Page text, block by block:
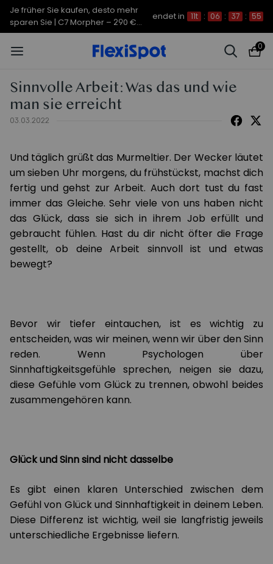
Je früher Sie kaufen, desto mehr
sparen Sie | C7 Morpher – 290 €
Rabatt
endet in 11t : 06 : 37 : 54
0
Sinnvolle Arbeit: Was das und wie
man sie erreicht
03.03.2022
Und täglich grüßt das Murmeltier. Der Wecker läutet
um sieben Uhr morgens, du frühstückst, machst dich
fertig und gehst zur Arbeit. Auch dort tust du fast
immer das Gleiche. Sehr viele von uns haben nicht
das Glück, dass sie sich in ihrem Job erfüllt und
gebraucht fühlen. Hast du dir nicht öfter die Frage
gestellt, ob deine Arbeit sinnvoll ist und etwas
bewegt?
Bevor wir tiefer eintauchen, ist es wichtig zu
entscheiden, was wir meinen, wenn wir über den Sinn
reden. Wenn Psychologen über
Sinnhaftigkeitsgefühle sprechen, neigen sie dazu,
diese Gefühle vom Glück zu trennen, obwohl beides
zusammengehören kann.
Glück und Sinn sind nicht dasselbe
Es gibt einen klaren Unterschied zwischen dem
Gefühl von Glück und Sinnhaftigkeit in deinem Leben.
Diese Differenz ist wichtig, weil sie langfristig jeweils
unterschiedliche Ergebnisse liefern.